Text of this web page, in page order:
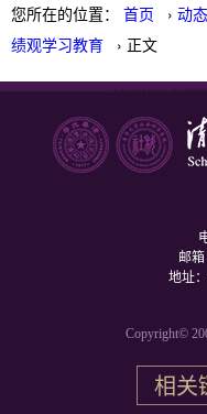
您所在的位置： 首页 › 动
绩观学习教育 › 正文
邮箱
地址
Copyright©